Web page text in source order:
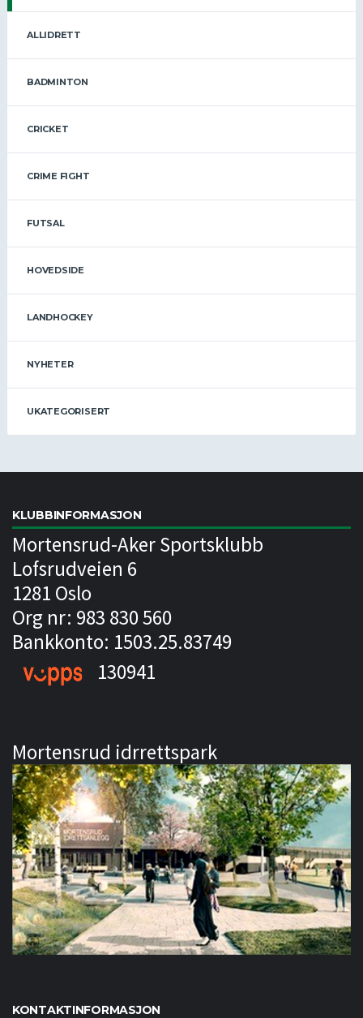
ALLIDRETT
BADMINTON
CRICKET
CRIME FIGHT
FUTSAL
HOVEDSIDE
LANDHOCKEY
NYHETER
UKATEGORISERT
KLUBBINFORMASJON
Mortensrud-Aker Sportsklubb
Lofsrudveien 6
1281 Oslo
Org nr: 983 830 560
Bankkonto: 1503.25.83749
130941
Mortensrud idrrettspark
KONTAKTINFORMASJON